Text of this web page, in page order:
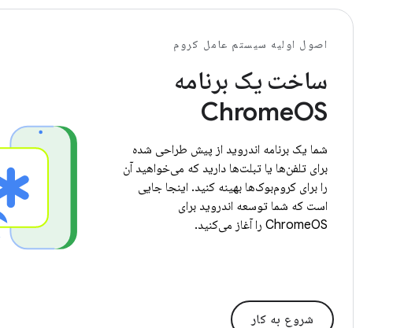
اصول اولیه سیستم عامل کروم
ساخت یک برنامه
ChromeOS
شما یک برنامه اندروید از پیش طراحی شده
برای تلفن‌ها یا تبلت‌ها دارید که می‌خواهید آن
را برای کروم‌بوک‌ها بهینه کنید. اینجا جایی
است که شما توسعه اندروید برای
ChromeOS را آغاز می‌کنید.
شروع به کار